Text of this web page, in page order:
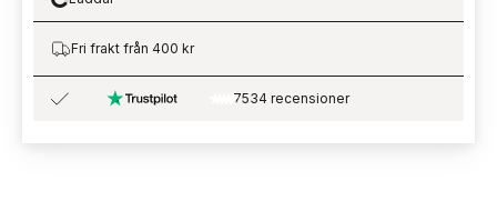
Loading…
Fri frakt från 400 kr
7534 recensioner